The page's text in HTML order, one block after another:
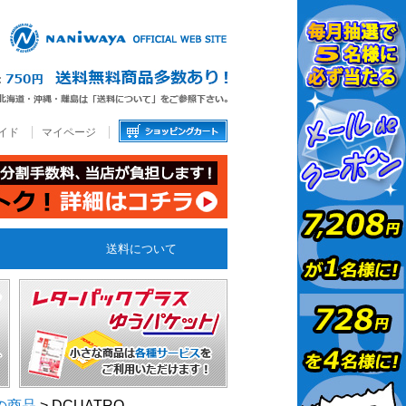
ド マイページ
送料について